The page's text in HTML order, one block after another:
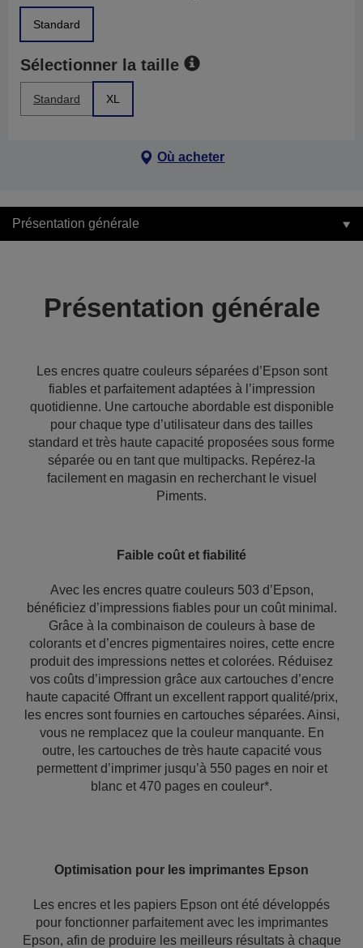
Standard
Sélectionner la taille
Standard XL
Où acheter
Présentation générale
Présentation générale
Les encres quatre couleurs séparées d’Epson sont
fiables et parfaitement adaptées à l’impression
quotidienne. Une cartouche abordable est disponible
pour chaque type d’utilisateur dans des tailles
standard et très haute capacité proposées sous forme
séparée ou en tant que multipacks. Repérez-la
facilement en magasin en recherchant le visuel
Piments.
Faible coût et fiabilité
Avec les encres quatre couleurs 503 d’Epson,
bénéficiez d’impressions fiables pour un coût minimal.
Grâce à la combinaison de couleurs à base de
colorants et d’encres pigmentaires noires, cette encre
produit des impressions nettes et colorées. Réduisez
vos coûts d’impression grâce aux cartouches d’encre
haute capacité Offrant un excellent rapport qualité/prix,
les encres sont fournies en cartouches séparées. Ainsi,
vous ne remplacez que la couleur manquante. En
outre, les cartouches de très haute capacité vous
permettent d’imprimer jusqu’à 550 pages en noir et
blanc et 470 pages en couleur*.
Optimisation pour les imprimantes Epson
Les encres et les papiers Epson ont été développés
pour fonctionner parfaitement avec les imprimantes
Epson, afin de produire les meilleurs résultats à chaque